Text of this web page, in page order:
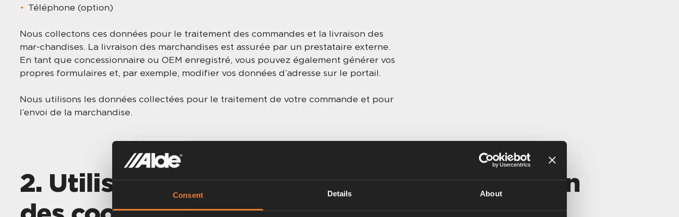
Consent Details About
Téléphone (option)
Nous collectons ces données pour le traitement des commandes et la livraison des
mar-chandises. La livraison des marchandises est assurée par un prestataire externe.
En tant que concessionnaire ou OEM enregistré, vous pouvez également générer vos
propres formulaires et, par exemple, modifier vos données d’adresse sur le portail.
Nous utilisons les données collectées pour le traitement de votre commande et pour
l’envoi de la marchandise.
2. Utilisation, enregistrement et suppression